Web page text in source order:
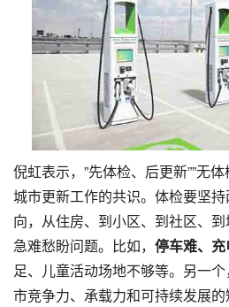
倪虹表示，”先体检、后更新””无
城市更新工作的共识。体检要坚
向，从住房、到小区、到社区、
急难愁盼问题。比如， 停车难、充
足、儿童活动场地不够等。另一
市竞争力、承载力和可持续发展